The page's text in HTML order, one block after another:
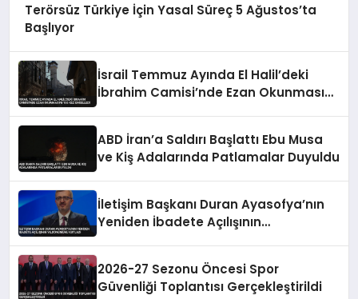
Terörsüz Türkiye İçin Yasal Süreç 5 Ağustos’ta
Başlıyor
İsrail Temmuz Ayında El Halil’deki
İbrahim Camisi’nde Ezan Okunmasını
ABD İran’a Saldırı Başlattı Ebu Musa
ve Kiş Adalarında Patlamalar Duyuldu
İletişim Başkanı Duran Ayasofya’nın
Yeniden İbadete Açılışının
2026-27 Sezonu Öncesi Spor
Güvenliği Toplantısı Gerçekleştirildi